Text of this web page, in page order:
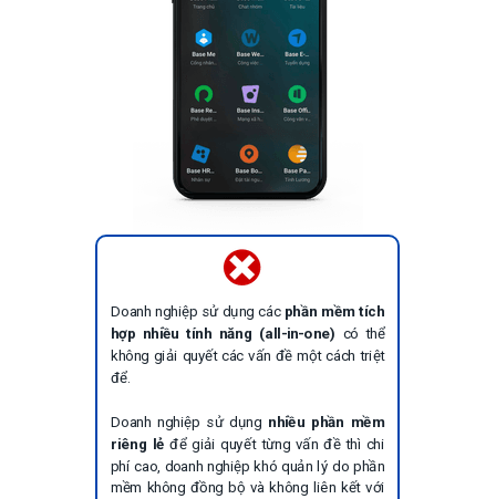
Doanh nghiệp sử dụng cácphần mềm tích
hợp nhiều tính năng (all-in-one) có thể
không giải quyết các vấn đề một cách triệt
để.
Doanh nghiệp sử dụng nhiều phần mềm
riêng lẻđể giải quyết từng vấn đề thì chi
phí cao, doanh nghiệp khó quản lý do phần
mềm không đồng bộ và không liên kết với